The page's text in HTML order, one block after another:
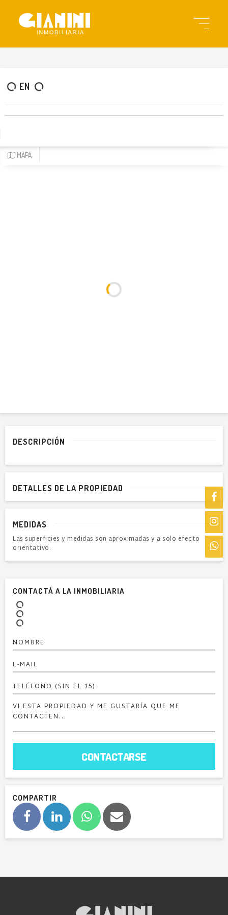
EN
MAPA
DESCRIPCIÓN
DETALLES DE LA PROPIEDAD
MEDIDAS
Las superficies y medidas son aproximadas y a solo efecto
orientativo.
CONTACTÁ A LA INMOBILIARIA
CONTACTARSE
COMPARTIR